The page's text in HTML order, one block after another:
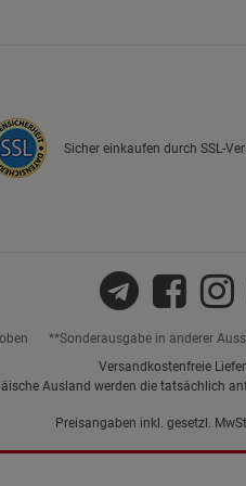
Sicher einkaufen durch SSL-
**Sonderausgabe in anderer
Versandkostenfreie
Ausland werden die tatsächlich
Preisangaben inkl. gesetzl.